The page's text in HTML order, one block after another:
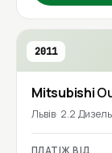
2011
Mitsubishi
Львів 2.2 Дизель
ПЛАТІЖ ВІД